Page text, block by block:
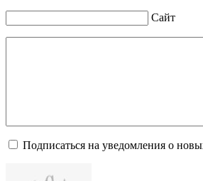
Сайт
Подписаться на уведомления о